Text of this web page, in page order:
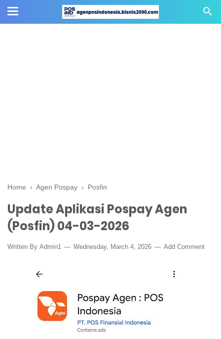
Home › Agen Pospay › Posfin
Update Aplikasi Pospay Agen
(Posfin) 04-03-2026
Written By Admin1 Wednesday, March 4, 2026 Add Comment